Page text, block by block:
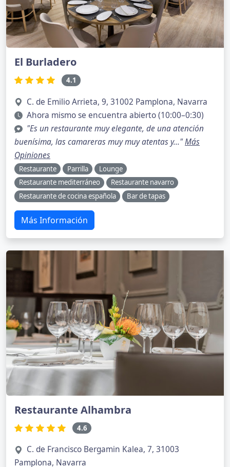
El Burladero
4.1
C. de Emilio Arrieta, 9, 31002 Pamplona, Navarra
Ahora mismo se encuentra abierto (10:00–0:30)
"Es un restaurante muy elegante, de una atención
buenísima, las camareras muy muy atentas y..."Más
Opiniones
Restaurante Parrilla
Lounge
Restaurante mediterráneo
Restaurante navarro
Restaurante de cocina española
Bar de tapas
Más Información
Restaurante Alhambra
4.6
C. de Francisco Bergamin Kalea, 7, 31003
Pamplona, Navarra